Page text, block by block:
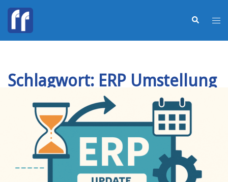
Schlagwort: ERP Umstellung